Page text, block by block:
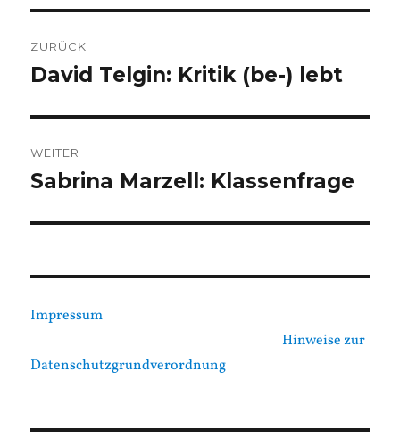
ZURÜCK
Vorheriger
David Telgin: Kritik (be-) lebt
WEITER
Nächster
Sabrina Marzell: Klassenfrage
Impressum
Hinweise zur
Datenschutzgrundverordnung